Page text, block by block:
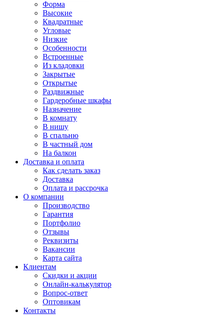
Форма
Высокие
Квадратные
Угловые
Низкие
Особенности
Встроенные
Из кладовки
Закрытые
Открытые
Раздвижные
Гардеробные шкафы
Назначение
В комнату
В нишу
В спальню
В частный дом
На балкон
Доставка и оплата
Как сделать заказ
Доставка
Оплата и рассрочка
О компании
Производство
Гарантия
Портфолио
Отзывы
Реквизиты
Вакансии
Карта сайта
Клиентам
Скидки и акции
Онлайн-калькулятор
Вопрос-ответ
Оптовикам
Контакты